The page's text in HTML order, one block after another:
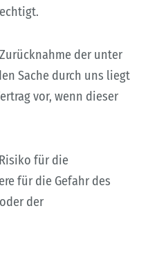
der unter
Sache durch uns liegt
vor, wenn dieser
für die
für die Gefahr des
der